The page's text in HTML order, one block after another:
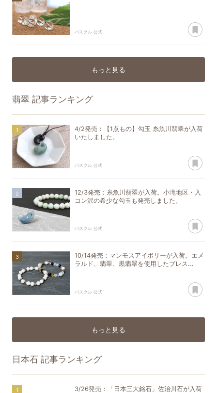
パスクル 公式
もっと見る
翡翠 記事ランキング
4/2発売：【1点もの】勾玉 糸魚川翡翠が入荷
いたしました。
パスクル 公式
12/3発売：糸魚川翡翠が入荷。小滝地区・入
コン沢の希少な勾玉も発売しました。
パスクル 公式
10/14発売：マンモスアイボリーが入荷。エメ
ラルド、翡翠、黒翡翠を使用したブレス...
パスクル 公式
もっと見る
日本石 記事ランキング
3/26発売：「日本三大銘石」佐治川石が入荷